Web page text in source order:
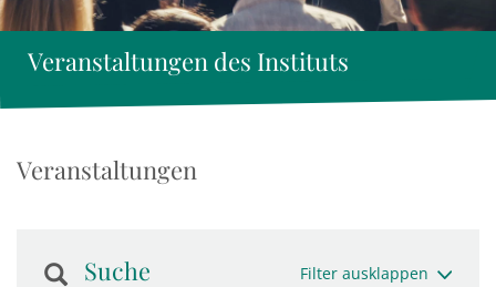
Veranstaltungen des Instituts
Veranstaltungen
Suche Filter ausklappen